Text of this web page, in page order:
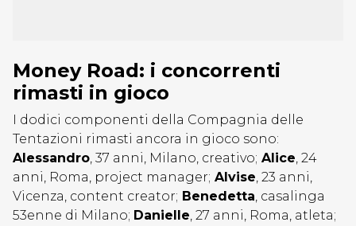
Money Road: i concorrenti
rimasti in gioco
I dodici componenti della Compagnia delle
Tentazioni rimasti ancora in gioco sono:
Alessandro, 37 anni, Milano, creativo; Alice, 24
anni, Roma, project manager; Alvise, 23 anni,
Vicenza, content creator; Benedetta, casalinga
53enne di Milano; Danielle, 27 anni, Roma, atleta;